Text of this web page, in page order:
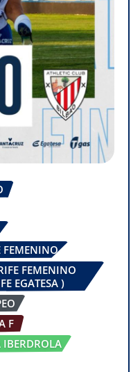
FEMENINO
FEMENINO
EGATESA )
F
IBERDROLA